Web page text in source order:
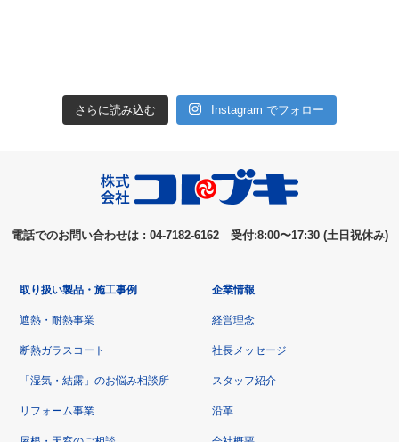
さらに読み込む Instagram でフォロー
電話でのお問い合わせは : 04-7182-6162 受付:8:00〜17:30 (土日祝休み)
取り扱い製品・施工事例
遮熱・耐熱事業
断熱ガラスコート
「湿気・結露」のお悩み相談所
リフォーム事業
企業情報
経営理念
社長メッセージ
スタッフ紹介
沿革